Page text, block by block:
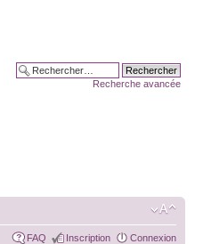
Recherche avancée
FAQ Inscription Connexion